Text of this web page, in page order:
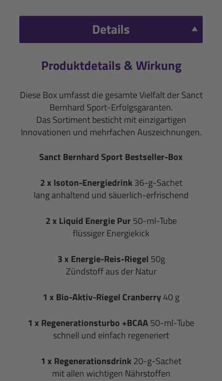
Details
Produktdetails & Wirkung
Diese Box umfasst die gesamte Vielfalt der Sanct
Bernhard Sport-Erfolgsgaranten.
Das Sortiment besticht mit einzigartigen
Innovationen und mehrfachen Auszeichnungen.
Sanct Bernhard Sport Bestseller-Box
2 x Isoton-Energiedrink36-g-Sachet
lang anhaltend und säuerlich-erfrischend
2 x Liquid Energie Pur50-ml-Tube
flüssiger Energiekick
3 x Energie-Reis-Riegel 50g
Zündstoff aus der Natur
1 x Bio-Aktiv-Riegel Cranberry40 g
1 x Regenerationsturbo +BCAA50-ml-Tube
schnell und einfach regeneriert
1 x Regenerationsdrink20-g-Sachet
mit allen wichtigen Nährstoffen